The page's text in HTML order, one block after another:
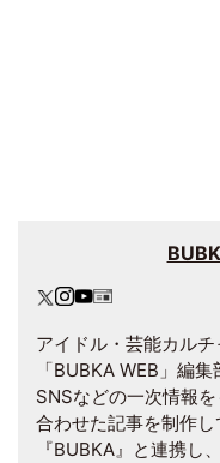
アイドル・芸能カル
「BUBKA WEB」編
SNSなどの一次情報
合わせた記事を制作
『BUBKA』と連携し